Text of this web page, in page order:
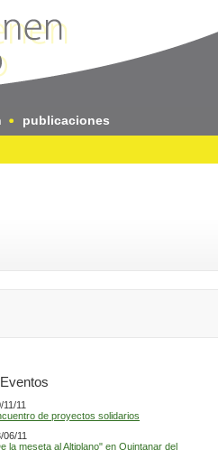
publicaciones
11/11
de proyectos solidarios
06/11
la meseta al Altiplano" en Quintanar del